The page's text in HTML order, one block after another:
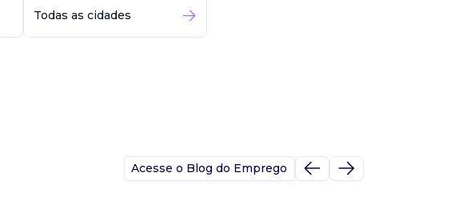
Todas as cidades
Acesse o Blog do Emprego